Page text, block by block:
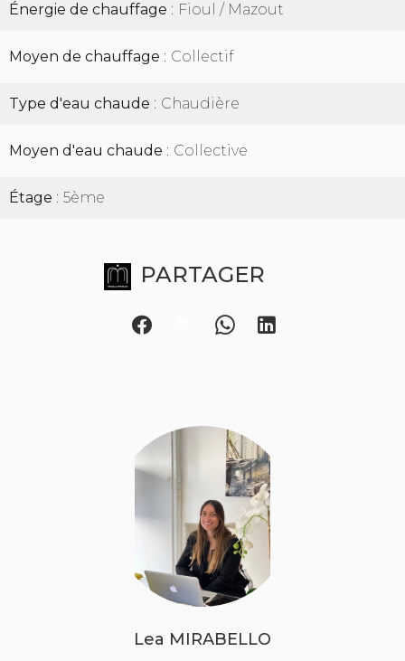
Énergie de chauffage Fioul / Mazout
Moyen de chauffage Collectif
Type d'eau chaude Chaudière
Moyen d'eau chaude Collective
Étage 5ème
PARTAGER
Lea MIRABELLO